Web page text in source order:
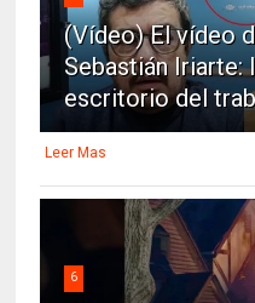
(Vídeo) El vídeo
Sebastián Iriarte:
escritorio del
Leer Mas
6